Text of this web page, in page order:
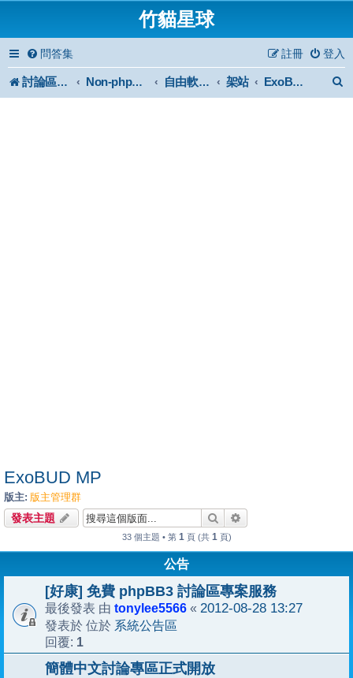
竹貓星球
問答集 登入
註冊
討論區首頁 Non-phpBB specific 自由軟體或免費軟體 架站 ExoBUD MP
ExoBUD MP
版主: 版主管理群
發表主題 搜尋
33 個主題 • 第 1 頁 (共 1 頁)
公告
[好康] 免費 phpBB3 討論區專案服務
最後發表 由 tonylee5566 « 2012-08-28 13:27
發表於 位於 系統公告區
回覆: 1
簡體中文討論專區正式開放